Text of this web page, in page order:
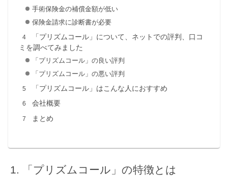
手術保険金の補償金額が低い
保険金請求に診断書が必要
「プリズムコール」について、ネットでの評判、口コ
ミを調べてみました
「プリズムコール」の良い評判
「プリズムコール」の悪い評判
「プリズムコール」はこんな人におすすめ
会社概要
まとめ
「プリズムコール」の特徴とは